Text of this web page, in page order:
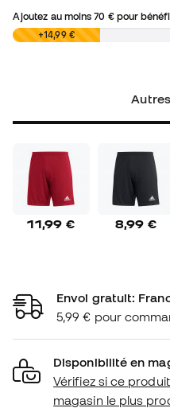
Ajoutez au moins70 €pour
0,00 €+14,99 €
11,99 € 8,99 €
Envoi gratuit:
5,99 € pour
Disponibilité en
Vérifiez si ce
magasin le plus